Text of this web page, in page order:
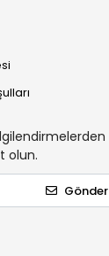
olun.
Gönder